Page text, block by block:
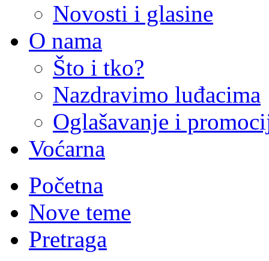
Novosti i glasine
O nama
Što i tko?
Nazdravimo luđacima
Oglašavanje i
Voćarna
Početna
Nove teme
Pretraga